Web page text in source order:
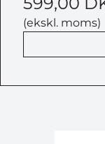
(ekskl. moms)